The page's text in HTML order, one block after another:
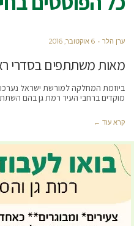
ערן הלר 6 אוקטובר, 2016
מאות משתתפים בסדרי
ביוזמת המחלקה למורשת ישראל
מוקדים ברחבי העיר רמת גן בהם
קרא עוד ←